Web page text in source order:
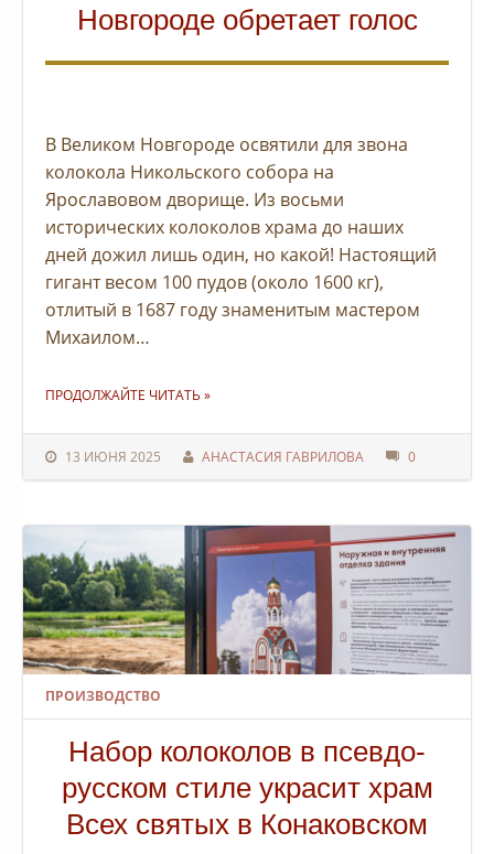
Новгороде обретает голос
13 ИЮНЯ 2025 АНАСТАСИЯ ГАВРИЛОВА 0
В Великом Новгороде освятили для звона
колокола Никольского собора на
Ярославовом дворище. Из восьми
исторических колоколов храма до наших
дней дожил лишь один, но какой! Настоящий
гигант весом 100 пудов (около 1600 кг),
отлитый в 1687 году знаменитым мастером
Михаилом…
ПРОДОЛЖАЙТЕ ЧИТАТЬ »
ПРОИЗВОДСТВО
Набор колоколов в псевдо-
русском стиле украсит храм
Всех святых в Конаковском